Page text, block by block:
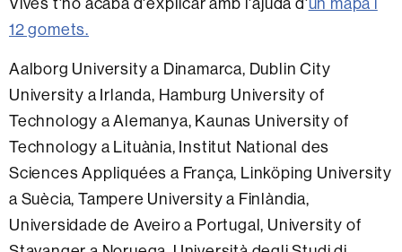
12 gomets.
Aalborg University a Dinamarca, Dublin City
University a Irlanda, Hamburg University of
Technology a Alemanya, Kaunas University of
Technology a Lituània, Institut National des
Sciences Appliquées a França, Linköping University
a Suècia, Tampere University a Finlàndia,
Universidade de Aveiro a Portugal, University of